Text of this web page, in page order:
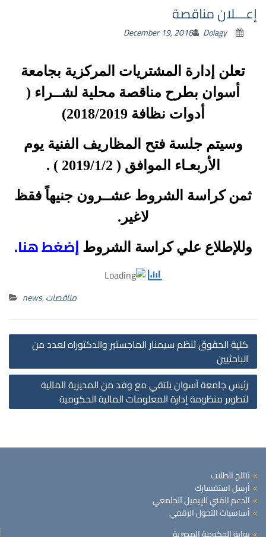
إعـــلان مناقصة
December 19, 2018 Dolagy
تعلن إدارة المشتريات المركزية بجامعة
أسوان بطرح مناقصة محلية لشــراء (
أدوات نظافة 2018/2019)
وسيتم جلسة فتح المظاريف الفنية يوم
الأربعـاء الموافق ( 2019/1/2 ) .
ثمن كراسة الشروط عشــرون جنيهاً فقظ
لاغير.
وللإطلاع علي كراسة الشروط ضغط هنا.
news,مناقصات
كلية الحقوق تنظم سيمنار الماجستير والدكتوراه لعدد من
الباحثيين
رئيس جامعة أسوان يلتقي مع وفد من المديرية المالية
لتطوير منظومة إدارة المعلومات المالية الحكومية
نتائج الطلاب
أرسل استفسارك
الدعم الفني للإيميل الجامعي
أساسيات التحول الرقمي
بوابة الحكومة المصرية